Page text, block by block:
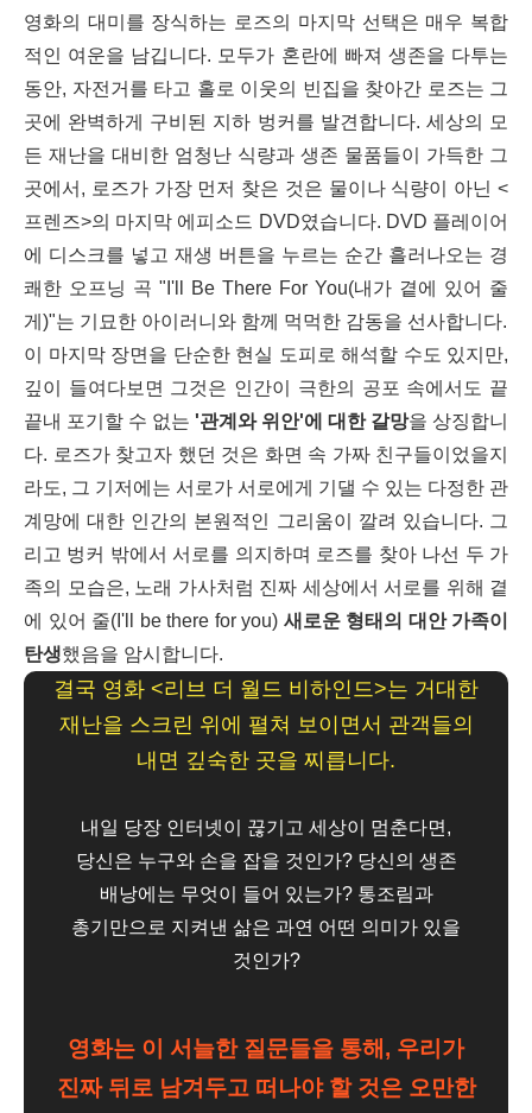
영화의 대미를 장식하는 로즈의 마지막 선택은 매우 복합
적인 여운을 남깁니다. 모두가 혼란에 빠져 생존을 다투는
동안, 자전거를 타고 홀로 이웃의 빈집을 찾아간 로즈는 그
곳에 완벽하게 구비된 지하 벙커를 발견합니다. 세상의 모
든 재난을 대비한 엄청난 식량과 생존 물품들이 가득한 그
곳에서, 로즈가 가장 먼저 찾은 것은 물이나 식량이 아닌 <
프렌즈>의 마지막 에피소드 DVD였습니다. DVD 플레이어
에 디스크를 넣고 재생 버튼을 누르는 순간 흘러나오는 경
쾌한 오프닝 곡 "I'll Be There For You(내가 곁에 있어 줄
게)"는 기묘한 아이러니와 함께 먹먹한 감동을 선사합니다.
이 마지막 장면을 단순한 현실 도피로 해석할 수도 있지만,
깊이 들여다보면 그것은 인간이 극한의 공포 속에서도 끝
끝내 포기할 수 없는 '관계와 위안'에 대한 갈망을 상징합니
다. 로즈가 찾고자 했던 것은 화면 속 가짜 친구들이었을지
라도, 그 기저에는 서로가 서로에게 기댈 수 있는 다정한 관
계망에 대한 인간의 본원적인 그리움이 깔려 있습니다. 그
리고 벙커 밖에서 서로를 의지하며 로즈를 찾아 나선 두 가
족의 모습은, 노래 가사처럼 진짜 세상에서 서로를 위해 곁
에 있어 줄(I'll be there for you) 새로운 형태의 대안 가족이
탄생했음을 암시합니다.
결국 영화 <리브 더 월드 비하인드>는 거대한
재난을 스크린 위에 펼쳐 보이면서 관객들의
내면 깊숙한 곳을 찌릅니다.
내일 당장 인터넷이 끊기고 세상이 멈춘다면,
당신은 누구와 손을 잡을 것인가? 당신의 생존
배낭에는 무엇이 들어 있는가? 통조림과
총기만으로 지켜낸 삶은 과연 어떤 의미가 있을
것인가?
영화는 이 서늘한 질문들을 통해, 우리가
진짜 뒤로 남겨두고 떠나야 할 것은 오만한